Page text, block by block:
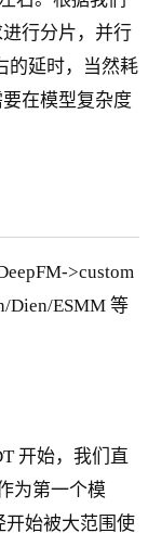
行分片，并行
的延时，当然耗
在模型复杂度
>custom
Dien/ESMM 等
开始，我们直
为第一个模
开始被大范围使